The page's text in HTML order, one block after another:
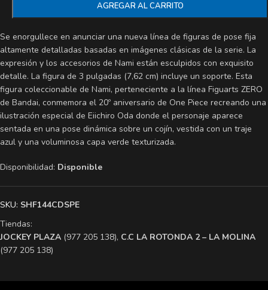
AGREGAR AL CARRITO
Se enorgullece en anunciar una nueva línea de figuras de pose fija
altamente detalladas basadas en imágenes clásicas de la serie. La
expresión y los accesorios de Nami están esculpidos con exquisito
detalle. La figura de 3 pulgadas (7,62 cm) incluye un soporte. Esta
figura coleccionable de Nami, perteneciente a la línea Figuarts ZERO
de Bandai, conmemora el 20º aniversario de One Piece recreando una
ilustración especial de Eiichiro Oda donde el personaje aparece
sentada en una pose dinámica sobre un cojín, vestida con un traje
azul y una voluminosa capa verde texturizada.
Disponibilidad: Disponible
SKU: SHF144CDSPE
Tiendas:
​JOCKEY PLAZA (977 205 138), ​C.C LA ROTONDA 2 – LA MOLINA
(977 205 138)